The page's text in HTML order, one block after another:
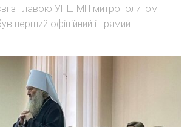
з главою УПЦ МП митрополитом
перший офіційний і прямий...